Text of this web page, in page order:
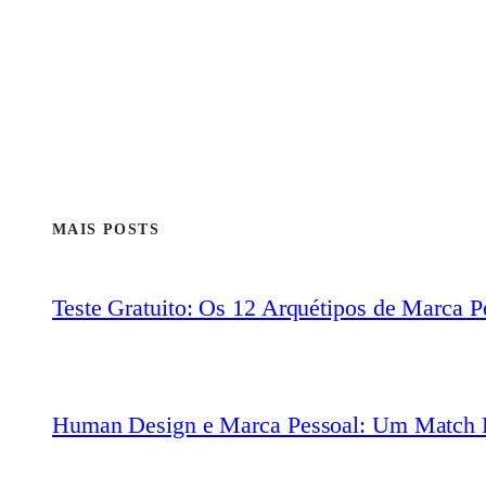
MAIS POSTS
Teste Gratuito: Os 12 Arquétipos de Marca
Human Design e Marca Pessoal: Um Match